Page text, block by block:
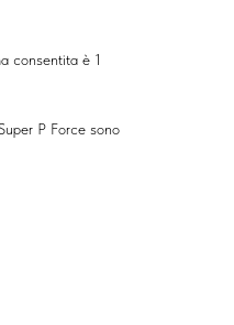
consentita è 1
P Force sono